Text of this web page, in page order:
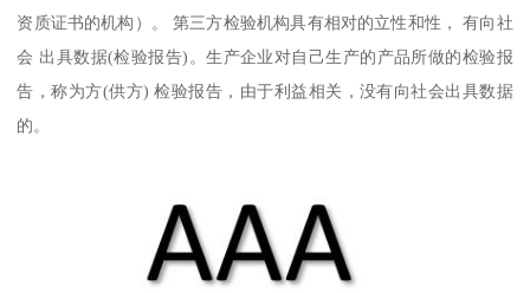
资质证书的机构）。 第三方检验机构具有相对的立性和性， 有向社
会 出具数据(检验报告)。生产企业对自己生产的产品所做的检验报
告，称为方(供方) 检验报告，由于利益相关，没有向社会出具数据
的。